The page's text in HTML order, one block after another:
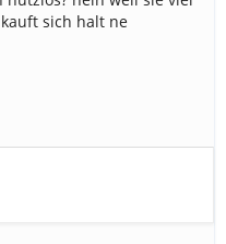
sich halt ne